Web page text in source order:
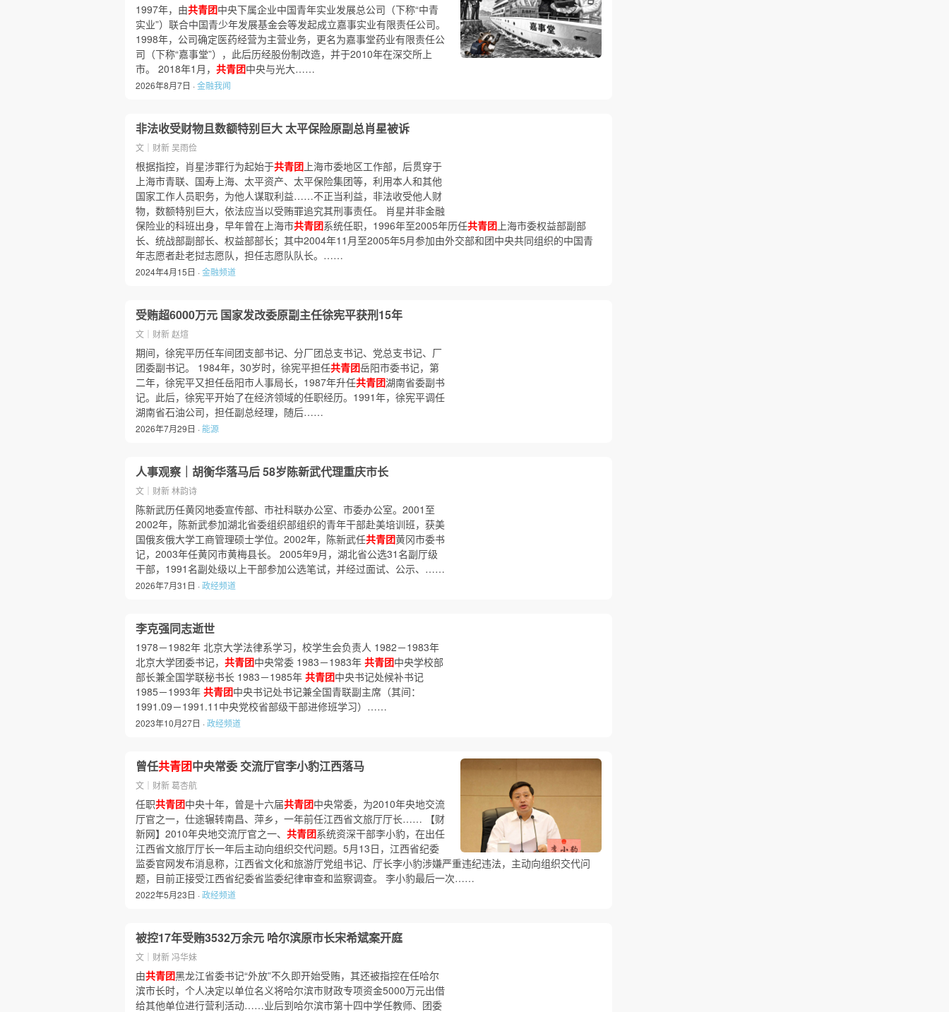
1997年，由共青团中央下属企业中国青年实业发展总公司（下称“中青
实业”）联合中国青少年发展基金会等发起成立嘉事实业有限责任公司。
1998年，公司确定医药经营为主营业务，更名为嘉事堂药业有限责任公
司（下称“嘉事堂”），此后历经股份制改造，并于2010年在深交所上
市。 2018年1月， 共青团中央与光大……
2026年8月7日 ·金融我闻
非法收受财物且数额特别巨大 太平保险原副总肖星被诉
文｜财新 吴雨俭
根据指控，肖星涉罪行为起始于共青团 上海市委地区工作部，后贯穿于
上海市青联、国寿上海、太平资产、太平保险集团等，利用本人和其他
国家工作人员职务，为他人谋取利益……不正当利益，非法收受他人财
物，数额特别巨大，依法应当以受贿罪追究其刑事责任。 肖星并非金融
保险业的科班出身，早年曾在上海市共青团系统任职，1996年至2005年历任共青团 上海市委权益部副部
长、统战部副部长、权益部部长；其中2004年11月至2005年5月参加由外交部和团中央共同组织的中国青
年志愿者赴老挝志愿队，担任志愿队队长。……
2024年4月15日 ·金融频道
受贿超6000万元 国家发改委原副主任徐宪平获刑15年
文｜财新 赵煊
期间，徐宪平历任车间团支部书记、分厂团总支书记、党总支书记、厂
团委副书记。 1984年，30岁时，徐宪平担任共青团岳阳市委书记，第
二年，徐宪平又担任岳阳市人事局长，1987年升任共青团湖南省委副书
记。此后，徐宪平开始了在经济领域的任职经历。1991年，徐宪平调任
湖南省石油公司，担任副总经理，随后……
2026年7月29日 · 能源
人事观察｜胡衡华落马后 58岁陈新武代理重庆市长
文｜财新 林韵诗
陈新武历任黄冈地委宣传部、市社科联办公室、市委办公室。2001至
2002年，陈新武参加湖北省委组织部组织的青年干部赴美培训班，获美
国俄亥俄大学工商管理硕士学位。2002年，陈新武任共青团黄冈市委书
记，2003年任黄冈市黄梅县长。 2005年9月，湖北省公选31名副厅级
干部，1991名副处级以上干部参加公选笔试，并经过面试、公示、……
2026年7月31日 ·政经频道
李克强同志逝世
1978－1982年 北京大学法律系学习，校学生会负责人 1982－1983年
北京大学团委书记， 共青团中央常委 1983－1983年 共青团中央学校部
部长兼全国学联秘书长 1983－1985年 共青团中央书记处候补书记
1985－1993年 共青团中央书记处书记兼全国青联副主席（其间：
1991.09－1991.11中央党校省部级干部进修班学习）……
2023年10月27日 ·政经频道
曾任共青团中央常委 交流厅官李小豹江西落马
文｜财新 葛杏航
任职共青团中央十年，曾是十六届共青团中央常委，为2010年央地交流
厅官之一，仕途辗转南昌、萍乡，一年前任江西省文旅厅厅长…… 【财
新网】2010年央地交流厅官之一、 共青团系统资深干部李小豹，在出任
江西省文旅厅厅长一年后主动向组织交代问题。5月13日，江西省纪委
监委官网发布消息称，江西省文化和旅游厅党组书记、厅长李小豹涉嫌严重违纪违法，主动向组织交代问
题，目前正接受江西省纪委省监委纪律审查和监察调查。 李小豹最后一次……
2022年5月23日 ·政经频道
被控17年受贿3532万余元 哈尔滨原市长宋希斌案开庭
文｜财新 冯华妹
由共青团黑龙江省委书记“外放”不久即开始受贿，其还被指控在任哈尔
滨市长时，个人决定以单位名义将哈尔滨市财政专项资金5000万元出借
给其他单位进行营利活动……业后到哈尔滨市第十四中学任教师、团委